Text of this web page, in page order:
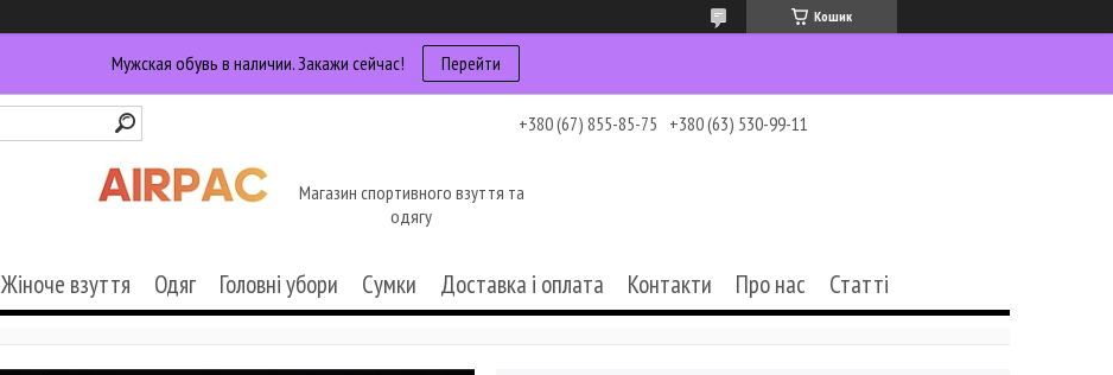
Кошик
Мужская обувь в наличии. Закажи сейчас! Перейти
+380 (67) 855-85-75 +380 (63) 530-99-11
Магазин спортивного взуття та
одягу
Жіноче взуття Одяг Головні убори Сумки Доставка і оплата Контакти Про нас Статті